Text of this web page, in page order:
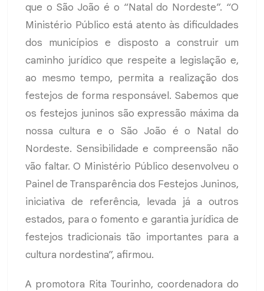
que o São João é o “Natal do Nordeste”. “O
Ministério Público está atento às dificuldades
dos municípios e disposto a construir um
caminho jurídico que respeite a legislação e,
ao mesmo tempo, permita a realização dos
festejos de forma responsável. Sabemos que
os festejos juninos são expressão máxima da
nossa cultura e o São João é o Natal do
Nordeste. Sensibilidade e compreensão não
vão faltar. O Ministério Público desenvolveu o
Painel de Transparência dos Festejos Juninos,
iniciativa de referência, levada já a outros
estados, para o fomento e garantia jurídica de
festejos tradicionais tão importantes para a
cultura nordestina”, afirmou.
A promotora Rita Tourinho, coordenadora do